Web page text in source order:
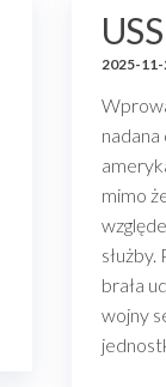
2025-
mimo
brała
wojny